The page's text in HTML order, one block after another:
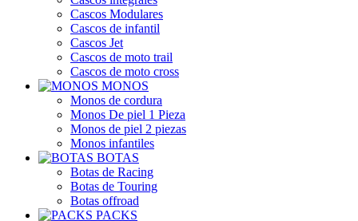
Cascos Modulares
Cascos de infantil
Cascos Jet
Cascos de moto trail
Cascos de moto cross
MONOS
Monos de cordura
Monos De piel 1 Pieza
Monos de piel 2 piezas
Monos infantiles
BOTAS
Botas de Racing
Botas de Touring
Botas offroad
PACKS